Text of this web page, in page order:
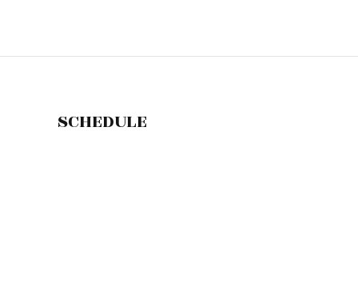
SCHEDULE